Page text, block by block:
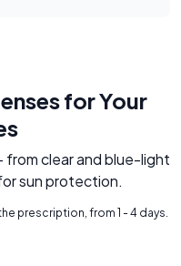
for Your
from clear and blue-light
sun protection.
prescription, from 1 - 4 days.